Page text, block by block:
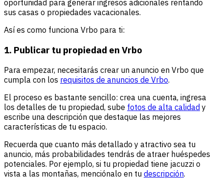
oportunidad para generar ingresos adicionales rentando
sus casas o propiedades vacacionales.
Así es como funciona Vrbo para ti:
1. Publicar tu propiedad en Vrbo
Para empezar, necesitarás crear un anuncio en Vrbo que
cumpla con los requisitos de anuncios de Vrbo.
El proceso es bastante sencillo: crea una cuenta, ingresa
los detalles de tu propiedad, sube fotos de alta calidad y
escribe una descripción que destaque las mejores
características de tu espacio.
Recuerda que cuanto más detallado y atractivo sea tu
anuncio, más probabilidades tendrás de atraer huéspedes
potenciales. Por ejemplo, si tu propiedad tiene jacuzzi o
vista a las montañas, menciónalo en tu descripción.